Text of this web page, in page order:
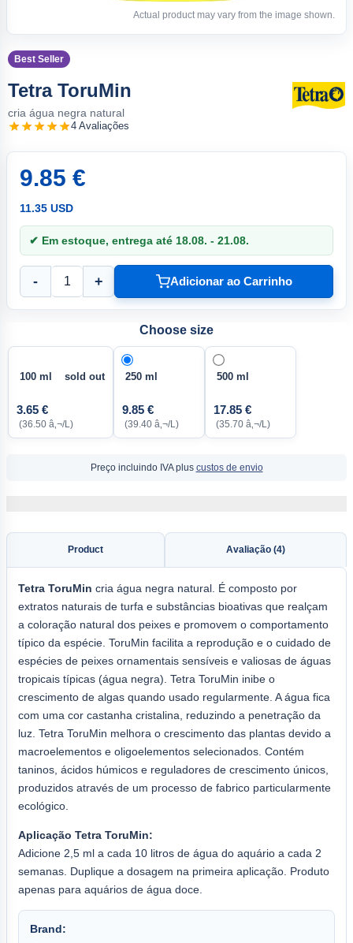
Actual product may vary from the image shown.
Best Seller
Tetra ToruMin
cria água negra natural
4 Avaliações
9.85 €
11.35 USD
✔ Em estoque, entrega até 18.08. - 21.08.
- + Adicionar ao Carrinho
Choose size
100 ml sold out
3.65 €
(36.50 â‚¬/L)
250 ml
9.85 €
(39.40 â‚¬/L)
500 ml
17.85 €
(35.70 â‚¬/L)
Preço incluindo IVA plus custos de envio
Product Avaliação (4)
Tetra ToruMin cria água negra natural. É composto por
extratos naturais de turfa e substâncias bioativas que realçam
a coloração natural dos peixes e promovem o comportamento
típico da espécie. ToruMin facilita a reprodução e o cuidado de
espécies de peixes ornamentais sensíveis e valiosas de águas
tropicais típicas (água negra). Tetra ToruMin inibe o
crescimento de algas quando usado regularmente. A água fica
com uma cor castanha cristalina, reduzindo a penetração da
luz. Tetra ToruMin melhora o crescimento das plantas devido a
macroelementos e oligoelementos selecionados. Contém
taninos, ácidos húmicos e reguladores de crescimento únicos,
produzidos através de um processo de fabrico particularmente
ecológico.
Aplicação Tetra ToruMin:
Adicione 2,5 ml a cada 10 litros de água do aquário a cada 2
semanas. Duplique a dosagem na primeira aplicação. Produto
apenas para aquários de água doce.
Brand: